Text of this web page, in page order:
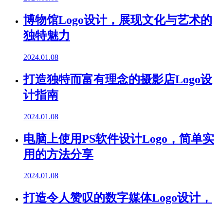
博物馆Logo设计，展现文化与艺术的
独特魅力
2024.01.08
打造独特而富有理念的摄影店Logo设
计指南
2024.01.08
电脑上使用PS软件设计Logo，简单实
用的方法分享
2024.01.08
打造令人赞叹的数字媒体Logo设计，